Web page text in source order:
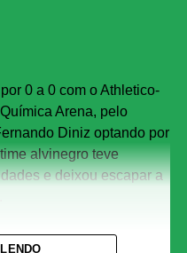
0 a 0 com o Athletico-
Arena, pelo
Diniz optando por
alvinegro teve
e deixou escapar a
aos 29 pontos e